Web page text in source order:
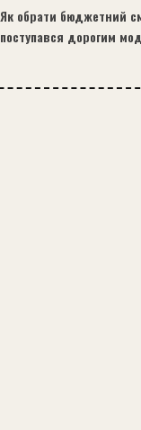
Як обрати бюджетний
поступався дорогим